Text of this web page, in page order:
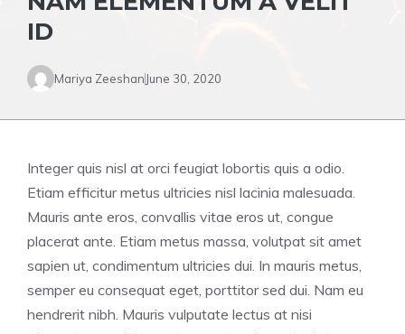
ID
Mariya Zeeshan June 30, 2020
Integer quis nisl at orci feugiat lobortis quis a odio.
Etiam efficitur metus ultricies nisl lacinia malesuada.
Mauris ante eros, convallis vitae eros ut, congue
placerat ante. Etiam metus massa, volutpat sit amet
sapien ut, condimentum ultricies dui. In mauris metus,
semper eu consequat eget, porttitor sed dui. Nam eu
hendrerit nibh. Mauris vulputate lectus at nisi